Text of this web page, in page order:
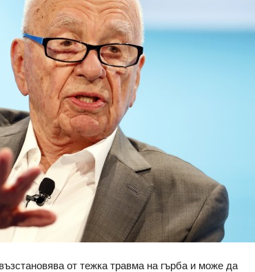
от тежка травма на гърба и може да